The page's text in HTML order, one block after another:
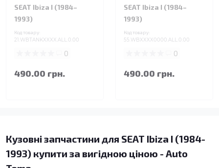
SEAT Ibiza I (1984–
1993)
Код товару:
21.WBTANKXXXX.ALL.0.00
0
490.00 грн.
SEAT Ibiza I (1984–
1993)
Код товару:
55.WBXXXX0000.ALL.0.00
0
490.00 грн.
Кузовні запчастини для SEAT Ibiza I (1984-
1993) купити за вигідною ціною - Auto